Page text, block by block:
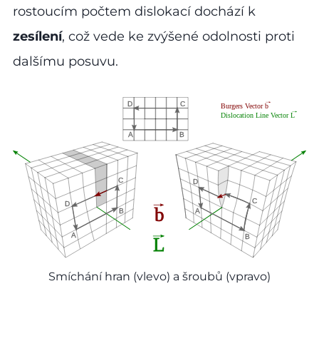
rostoucím počtem dislokací dochází k
zesílení, což vede ke zvýšené odolnosti proti
dalšímu posuvu.
Smíchání hran (vlevo) a šroubů (vpravo)